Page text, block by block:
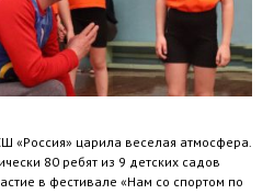
«Россия» царила веселая атмосфера.
80 ребят из 9 детских садов
в фестивале «Нам со спортом по